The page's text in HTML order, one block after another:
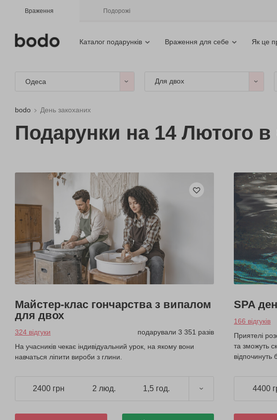
Враження Подорожі
Каталог подарунків Враження для себе Як це
Одеса Для двох
bodo День закоханих
Подарунки на 14 Лютого в
Майстер-клас гончарства з випалом
для двох
324 відгуки
подарували 3 351 разів
На учасників чекає індивідуальний урок, на якому вони
навчаться ліпити вироби з глини.
2400 грн 2 люд. 1,5 год.
SPA
166 відгуків
Приятелі
та зможуть
відпочинуть
4400